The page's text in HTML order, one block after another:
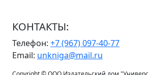
КОНТАКТЫ:
Телефон: +7 (967) 097-40-77
Email: unkniga@mail.ru